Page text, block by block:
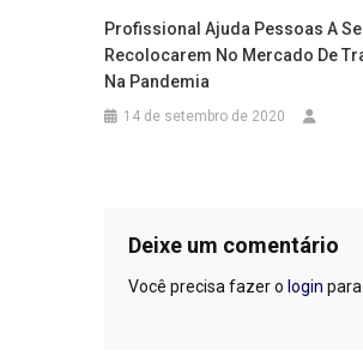
Profissional Ajuda Pessoas A Se
Recolocarem No Mercado De
Na Pandemia
14 de setembro de 2020
Deixe um comentário
Você precisa fazer o login